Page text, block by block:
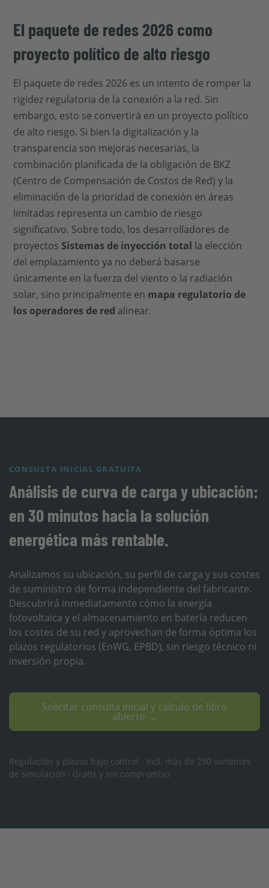
El paquete de redes 2026 como
proyecto político de alto riesgo
El paquete de redes 2026 es un intento de romper la
rigidez regulatoria de la conexión a la red. Sin
embargo, esto se convertirá en un proyecto político
de alto riesgo. Si bien la digitalización y la
transparencia son mejoras necesarias, la
combinación planificada de la obligación de BKZ
(Centro de Compensación de Costos de Red) y la
eliminación de la prioridad de conexión en áreas
limitadas representa un cambio de riesgo
significativo. Sobre todo, los desarrolladores de
proyectos Sistemas de inyección total la elección
del emplazamiento ya no deberá basarse
únicamente en la fuerza del viento o la radiación
solar, sino principalmente en mapa regulatorio de
los operadores de red alinear.
CONSULTA INICIAL GRATUITA
Análisis de curva de carga y ubicación:
en 30 minutos hacia la solución
energética más rentable.
Analizamos su ubicación, su perfil de carga y sus costes
de suministro de forma independiente del fabricante.
Descubrirá inmediatamente cómo la energía
fotovoltaica y el almacenamiento en batería reducen
los costes de su red y aprovechan de forma óptima los
plazos regulatorios (EnWG, EPBD), sin riesgo técnico ni
inversión propia.
Solicitar consulta inicial y cálculo de libro
abierto →
Regulación y plazos bajo control · Incl. más de 250 variantes
de simulación · Gratis y sin compromiso